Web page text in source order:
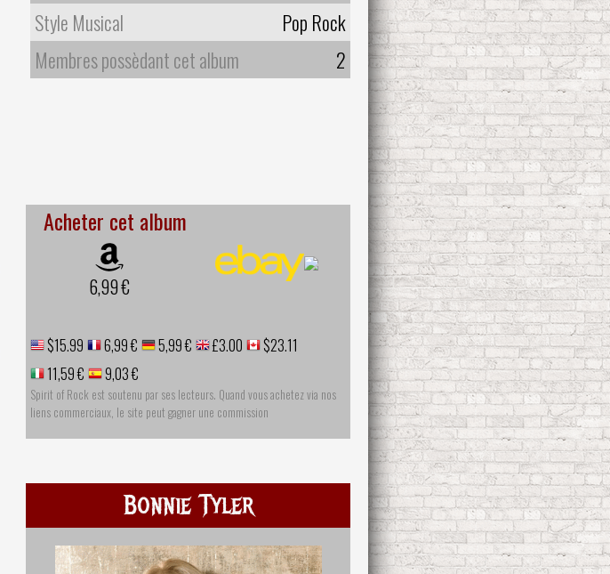
Style Musical
Pop Rock
Membres possèdant cet album
2
Acheter cet album
6,99 €
$15.99 6,99 € 5,99 € £3.00
$23.11
11,59 €
9,03 €
Spirit of Rock est soutenu par ses lecteurs. Quand vous achetez via nos
liens commerciaux, le site peut gagner une commission
Bonnie Tyler